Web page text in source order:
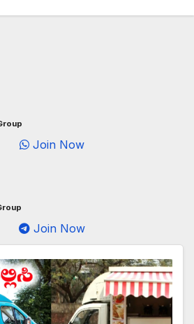
Join Now
Join Now